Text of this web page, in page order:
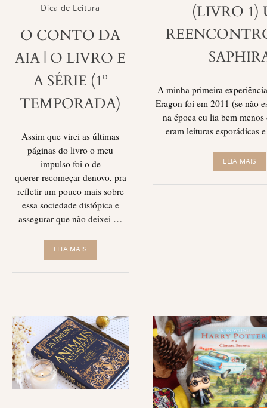
Dica de Leitura
O CONTO DA
AIA | O LIVRO E
A SÉRIE (1º
TEMPORADA)
Assim que virei as últimas
páginas do livro o meu
impulso foi o de
querer recomeçar denovo, pra
refletir um pouco mais sobre
essa sociedade distópica e
assegurar que não deixei …
LEIA MAIS
(LIVRO 1)
A minha primeira
Eragon foi em 2011 (se não
na época eu lia bem
eram leituras esporádicas
LEIA MAIS